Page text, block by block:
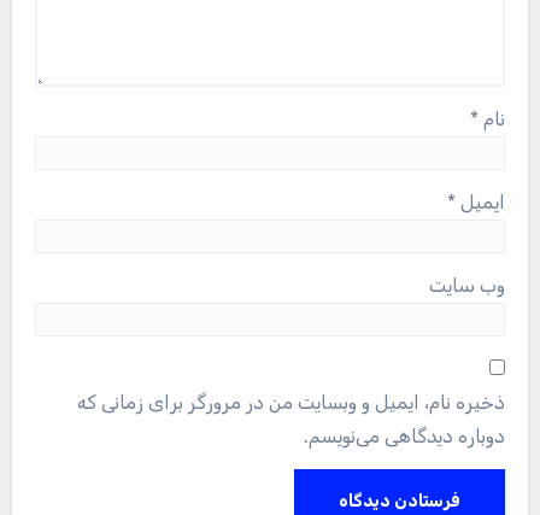
نام *
ایمیل *
وب‌ سایت
ذخیره نام، ایمیل و وبسایت من در مرورگر برای زمانی که
دوباره دیدگاهی می‌نویسم.